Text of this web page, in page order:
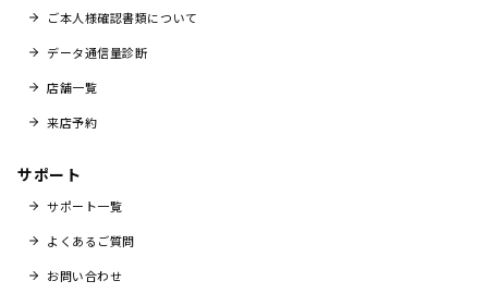
ご本人様確認書類について
データ通信量診断
店舗一覧
来店予約
サポート
サポート一覧
よくあるご質問
お問い合わせ